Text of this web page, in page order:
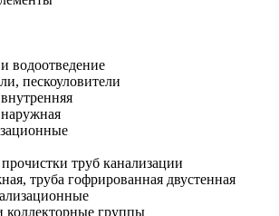
водоотведение
пескоуловители
труб канализации
труба гофрированная двустенная
коллекторные группы